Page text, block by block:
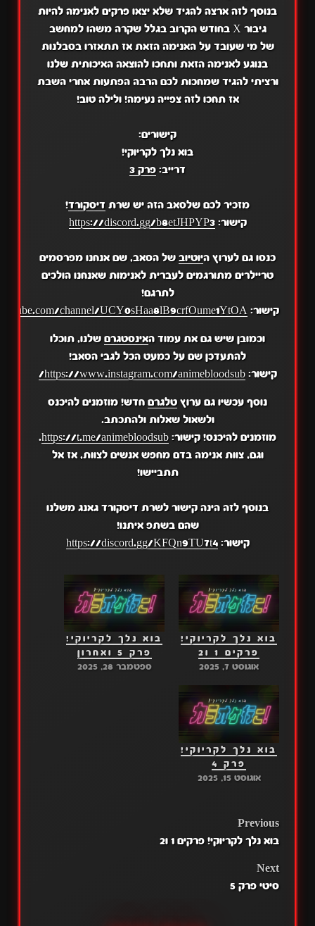
בנוסף לזה ארצה להגיד שלא יצאו פרקים לאנימה להיות
גיבור X בחודש הקרוב בגלל שקרה משהו למחשב
של מי שעובד על האנימה הזאת אז תתאזרו בסבלנות
בנוגע לאנימה הזאת ותחכו להוצאה האיכותית שלנו
ורציתי להגיד שמחכות לכם הרבה הפתעות אחרי השבת
אז תחכו לזה צפייה נעימה! ולילה טוב!
קישורים:
בוא נלך לקריוקי!
דרייב: פרק 3
מזכיר לכם שלסאב הזה יש שרת דיסקורד!
קישור:https://discord.gg/b8etJHPYP3
כנסו גם לערוץ היוטיובשל הסאב, שם אנחנו מפרסמים
טריילרים מתורגמים לעברית לאנימות שאנחנו הולכים
לתרגם!
קישור: channel/UCY0sHaa8lB9crfOume1YtOA
וכמובן שיש גם את עמוד האינסטגרםשלנו, תוכלו
להתעדכן שם על כמעט הכל לגבי הסאב!
קישור:https://www.instagram.com/animebloodsub/
נוסף עכשיו גם ערוץטלגרםחדש! מוזמנים להיכנס
ולשאול שאלות ולהתכתב.
מוזמנים להיכנס! קישור: https://t.me/animebloodsub
.
וגם, צוות אנימה בדם מחפש אנשים לצוות, אז אל
תתביישו!
בנוסף לזה הינה קישור לשרת דיסקורד גאנג משלנו
שהם בשתפ איתנו!
קישור:https://discord.gg/KFQn9TU7t4
בוא נלך לקריוקי!
פרקים 1 ו2
אוגוסט 7, 2025
בוא נלך לקריוקי!
פרק 5 ואחרון
ספטמבר 28, 2025
בוא נלך לקריוקי!
פרק 4
אוגוסט 15, 2025
POST
Previous
בוא נלך לקריוקי! פרקים 1 ו2
Next
סיטי פרק 5